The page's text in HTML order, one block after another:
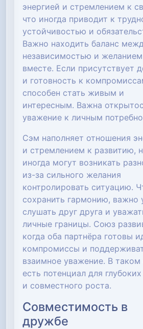
энергией и стремлением к
что иногда приводит к
устойчивостью и
Важно находить баланс
независимостью и
вместе. Если присутствует
и готовность к
способен стать живым и
интересным. Важна
уважение к личным
Сэм наполняет отношения
и стремлением к развитию,
иногда могут возникать
из-за сильного желания
контролировать ситуацию.
сохранить гармонию, важно
слушать друг друга и
личные границы. Союз
когда оба партнёра готовы
компромиссы и
взаимное уважение. В
есть потенциал для
и совместного роста.
Совместимость в
дружбе